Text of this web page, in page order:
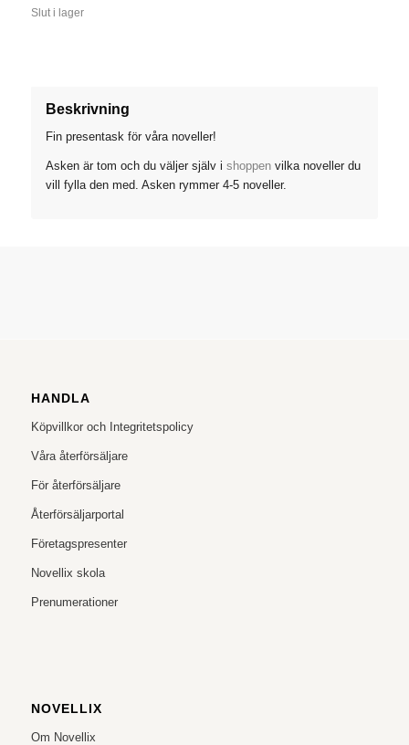
Slut i lager
Beskrivning
Fin presentask för våra noveller!
Asken är tom och du väljer själv i shoppenvilka noveller du
vill fylla den med. Asken rymmer 4-5 noveller.
HANDLA
Köpvillkor och Integritetspolicy
Våra återförsäljare
För återförsäljare
Återförsäljarportal
Företagspresenter
Novellix skola
Prenumerationer
NOVELLIX
Om Novellix